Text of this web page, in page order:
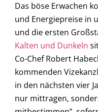
Das böse Erwachen
und Energiepreise in
und die ersten
Kalten und Dunkeln
Co-Chef Robert
kommenden
in den nächsten vier
nur mittragen,